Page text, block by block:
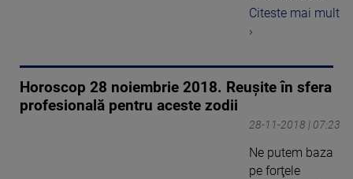
Citeste mai mult
›
Horoscop 28 noiembrie 2018. Reușite în sfera
profesională pentru aceste zodii
28-11-2018 | 07:23
Ne putem baza
pe forţele